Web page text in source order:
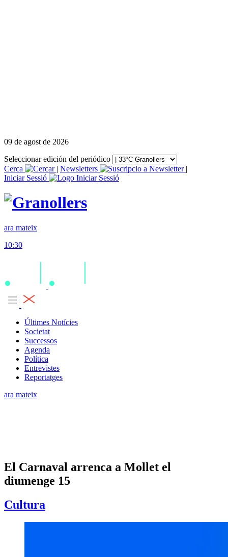
09 de agost de 2026
Seleccionar edición del periódico
Cerca
| Newsletters
|
Iniciar Sessió
ara mateix
10:30
Últimes Notícies
Societat
Successos
Agenda
Política
Entrevistes
Reportatges
ara mateix
El Carnaval arrenca a Mollet el
diumenge 15
Cultura